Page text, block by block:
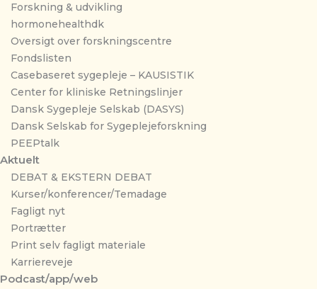
Forskning & udvikling
hormonehealthdk
Oversigt over forskningscentre
Fondslisten
Casebaseret sygepleje – KAUSISTIK
Center for kliniske Retningslinjer
Dansk Sygepleje Selskab (DASYS)
Dansk Selskab for Sygeplejeforskning
PEEPtalk
Aktuelt
DEBAT & EKSTERN DEBAT
Kurser/konferencer/Temadage
Fagligt nyt
Portrætter
Print selv fagligt materiale
Karriereveje
Podcast/app/web